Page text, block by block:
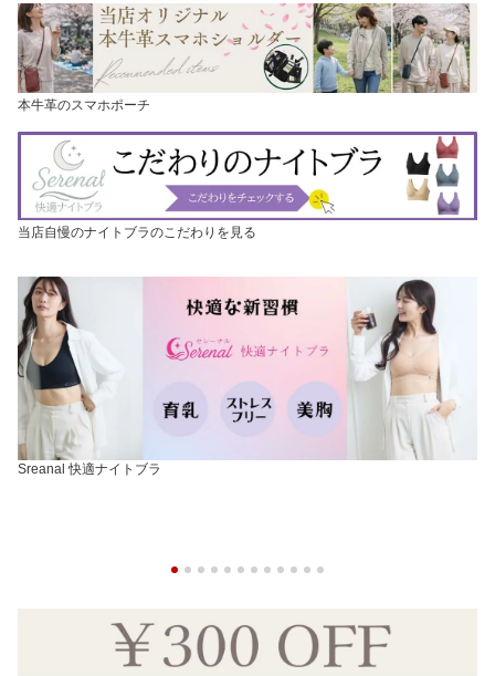
本牛革のスマホポーチ
当店自慢のナイトブラのこだわりを見る
Sreanal 快適ナイトブラ